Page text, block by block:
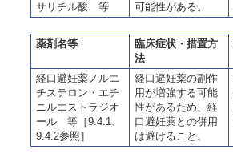
サリチル酸 等
可能性がある。
薬剤名等
臨床症状・措置方
法
経口避妊薬ノルエ
チステロン・エチ
ニルエストラジオ
ール 等［9.4.1、
9.4.2参照］
経口避妊薬の副作
用が増強する可能
性があるため、経
口避妊薬との併用
は避けること。